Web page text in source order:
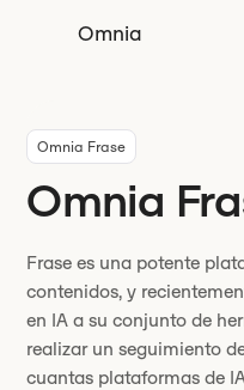
Omnia
Omnia Frase
Omnia
Frase es una potente
contenidos, y
en IA a su conjunto de
realizar un seguimiento
cuantas plataformas de